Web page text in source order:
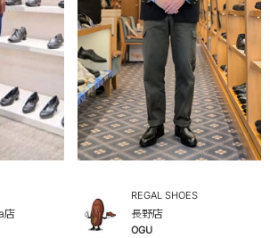
店
REGAL SHOES
長野店
OGU